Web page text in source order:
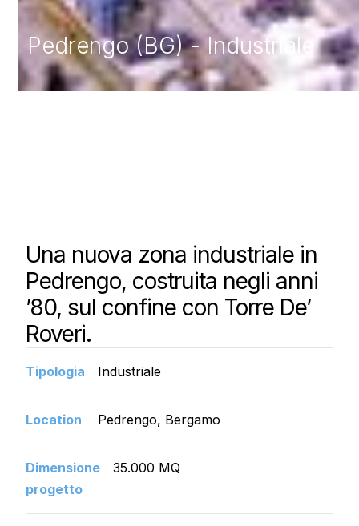
Pedrengo (BG) - Industriale
Una nuova zona industriale in
Pedrengo, costruita negli anni
’80, sul confine con Torre De’
Roveri.
Tipologia Industriale
Location Pedrengo, Bergamo
Dimensione
progetto
35.000 MQ